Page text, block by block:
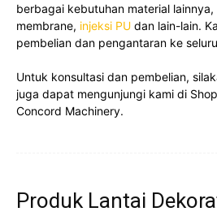
berbagai kebutuhan material
membrane, injeksi PU dan lain-lain.
pembelian dan pengantaran ke
Untuk konsultasi dan pembelian,
juga dapat mengunjungi kami di
Concord Machinery.
Produk Lantai